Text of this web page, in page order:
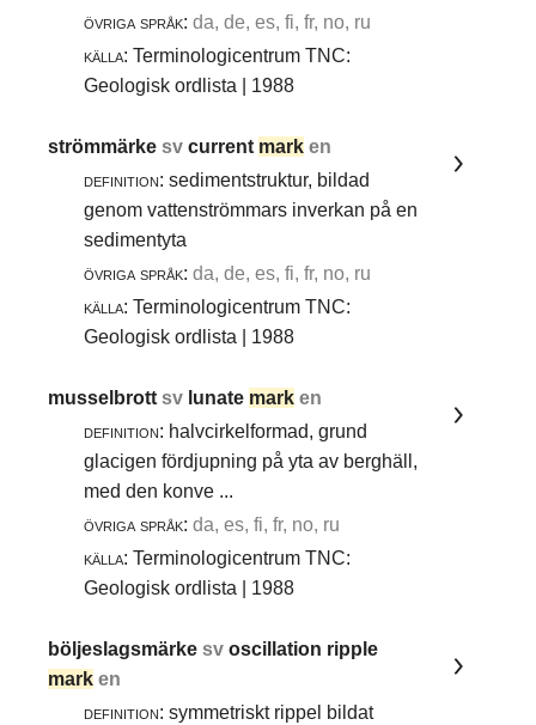
övriga språk: da, de, es, fi, fr, no, ru
källa: Terminologicentrum TNC:
Geologisk ordlista | 1988
strömmärkesvcurrent mark en
definition: sedimentstruktur, bildad
genom vattenströmmars inverkan på en
sedimentyta
övriga språk: da, de, es, fi, fr, no, ru
källa: Terminologicentrum TNC:
Geologisk ordlista | 1988
musselbrottsv lunate mark en
definition: halvcirkelformad, grund
glacigen fördjupning på yta av berghäll,
med den konve ...
övriga språk: da, es, fi, fr, no, ru
källa: Terminologicentrum TNC:
Geologisk ordlista | 1988
böljeslagsmärkesvoscillation ripple
mark en
definition: symmetriskt rippel bildat